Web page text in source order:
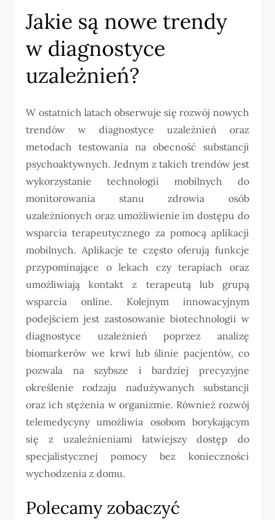
Jakie są nowe trendy
w diagnostyce
uzależnień?
W ostatnich latach obserwuje się rozwój nowych
trendów w diagnostyce uzależnień oraz
metodach testowania na obecność substancji
psychoaktywnych. Jednym z takich trendów jest
wykorzystanie technologii mobilnych do
monitorowania stanu zdrowia osób
uzależnionych oraz umożliwienie im dostępu do
wsparcia terapeutycznego za pomocą aplikacji
mobilnych. Aplikacje te często oferują funkcje
przypominające o lekach czy terapiach oraz
umożliwiają kontakt z terapeutą lub grupą
wsparcia online. Kolejnym innowacyjnym
podejściem jest zastosowanie biotechnologii w
diagnostyce uzależnień poprzez analizę
biomarkerów we krwi lub ślinie pacjentów, co
pozwala na szybsze i bardziej precyzyjne
określenie rodzaju nadużywanych substancji
oraz ich stężenia w organizmie. Również rozwój
telemedycyny umożliwia osobom borykającym
się z uzależnieniami łatwiejszy dostęp do
specjalistycznej pomocy bez konieczności
wychodzenia z domu.
Polecamy zobaczyć